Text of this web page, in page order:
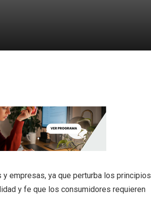
empresas, ya que perturba los principios
y fe que los consumidores requieren